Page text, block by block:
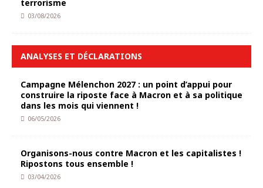
terrorisme
03/08/2026
ANALYSES ET DÉCLARATIONS
Campagne Mélenchon 2027 : un point d’appui pour
construire la riposte face à Macron et à sa politique
dans les mois qui viennent !
06/05/2026
Organisons-nous contre Macron et les capitalistes !
Ripostons tous ensemble !
03/04/2026